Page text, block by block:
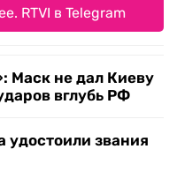
RTVI в Telegram
Маск не дал Киеву
вглубь РФ
звания